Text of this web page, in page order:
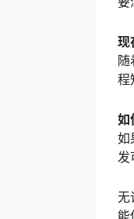
现
随
程
如
如
发
无